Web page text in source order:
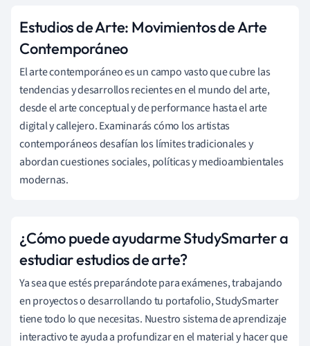
Estudios de Arte: Movimientos de Arte
Contemporáneo
El arte contemporáneo es un campo vasto que cubre las
tendencias y desarrollos recientes en el mundo del arte,
desde el arte conceptual y de performance hasta el arte
digital y callejero. Examinarás cómo los artistas
contemporáneos desafían los límites tradicionales y
abordan cuestiones sociales, políticas y medioambientales
modernas.
¿Cómo puede ayudarme StudySmarter a
estudiar estudios de arte?
Ya sea que estés preparándote para exámenes, trabajando
en proyectos o desarrollando tu portafolio, StudySmarter
tiene todo lo que necesitas. Nuestro sistema de aprendizaje
interactivo te ayuda a profundizar en el material y hacer que